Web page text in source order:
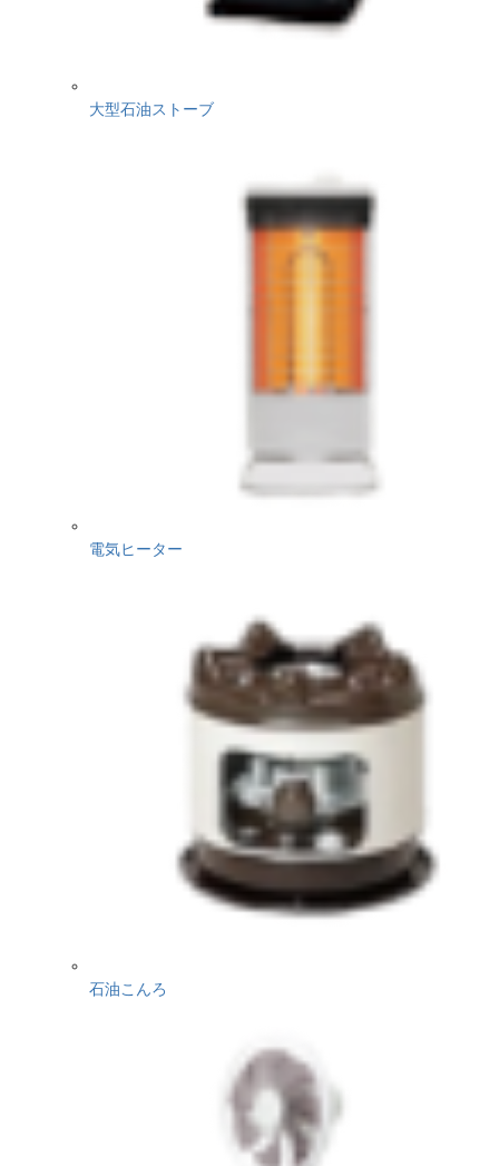
大型石油ストーブ
電気ヒーター
石油こんろ